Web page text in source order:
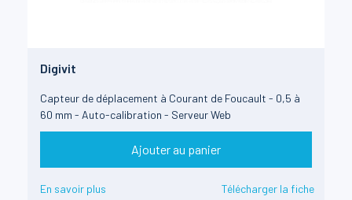
Digivit
Capteur de déplacement à Courant de Foucault - 0,5 à
60 mm - Auto-calibration - Serveur Web
Ajouter au panier
En savoir plus Télécharger la fiche